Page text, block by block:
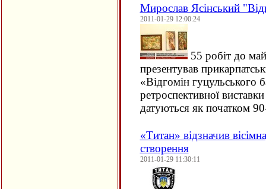
Мирослав Ясінський
2011-01-29 12:00:24
55 робіт до
презентував
«Відгомін гуцульського
ретроспективної
датуються як початком
«Титан» відзначив
створення
2011-01-29 11:30:11